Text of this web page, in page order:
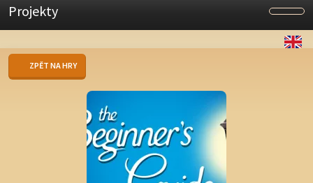
Projekty
ZPĚT NA HRY